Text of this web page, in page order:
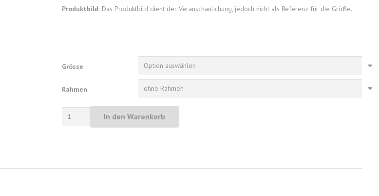
Produktbild: Das Produktbild dient der Veranschaulichung, jedoch nicht als Referenz für die Größe.
Grösse
Rahmen
Tired
Print
In den Warenkorb